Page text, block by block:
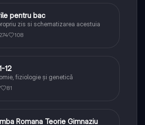
română
pentru bac
zis si schematizarea acestuia
108
12
fiziologie și genetică
81
română
Romana Teorie Gimnaziu